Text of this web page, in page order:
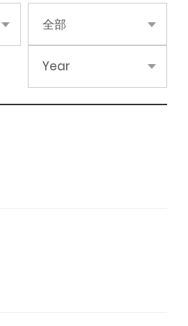
全部
Year